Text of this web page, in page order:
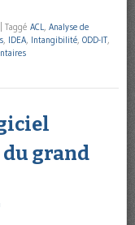
Taggé ACL, Analyse de
, IDEA, Intangibilité, ODD-IT,
du grand